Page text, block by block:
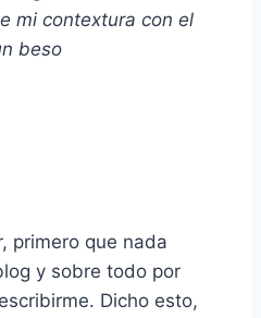
mi contextura con el
beso
primero que nada
y sobre todo por
Dicho esto,